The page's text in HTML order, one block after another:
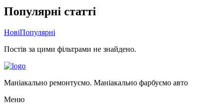
Популярні статті
НовіПопулярні
Постів за цими фільтрами не знайдено.
Маніакально ремонтуємо. Маніакально фарбуємо авто
Меню